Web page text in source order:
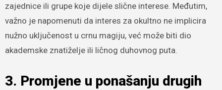
zajednice ili grupe koje dijele slične interese. Međutim,
važno je napomenuti da interes za okultno ne implicira
nužno uključenost u crnu magiju, već može biti dio
akademske znatiželje ili ličnog duhovnog puta.
3. Promjene u ponašanju drugih